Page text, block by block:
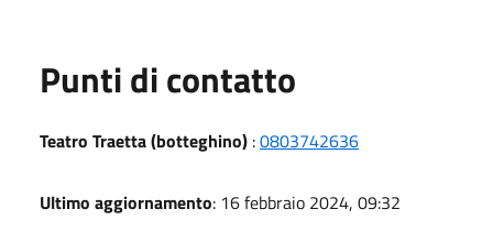
Punti di contatto
Teatro Traetta (botteghino) :0803742636
Ultimo aggiornamento: 16 febbraio 2024, 09:32